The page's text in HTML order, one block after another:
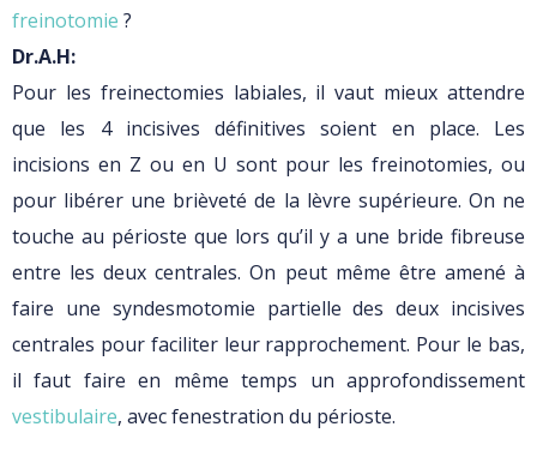
freinotomie ?
Dr.A.H:
Pour les freinectomies labiales, il vaut mieux attendre
que les 4 incisives définitives soient en place. Les
incisions en Z ou en U sont pour les freinotomies, ou
pour libérer une brièveté de la lèvre supérieure. On ne
touche au périoste que lors qu’il y a une bride fibreuse
entre les deux centrales. On peut même être amené à
faire une syndesmotomie partielle des deux incisives
centrales pour faciliter leur rapprochement. Pour le bas,
il faut faire en même temps un approfondissement
vestibulaire, avec fenestration du périoste.